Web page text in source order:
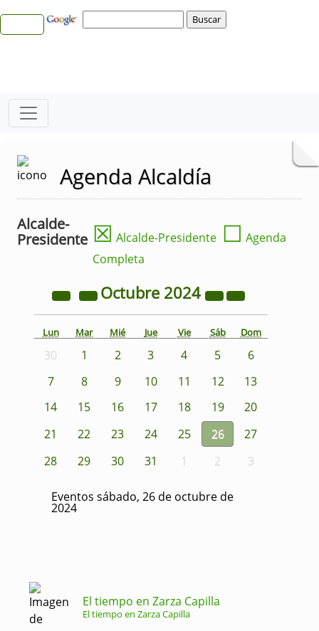
Agenda Alcaldía
Alcalde-
Presidente ☒ Alcalde-Presidente ☐ Agenda
Completa
Octubre 2024
Lun Mar Mié Jue Vie Sáb Dom
30 1 2 3 4 5
6
7
8 9 10 11 12
13
14
15 16 17 18 19
20
21
22 23 24 25 26
27
28
29 30 31 1 2 3
Eventos sábado, 26 de octubre de
2024
El tiempo en Zarza Capilla
El tiempo en Zarza Capilla